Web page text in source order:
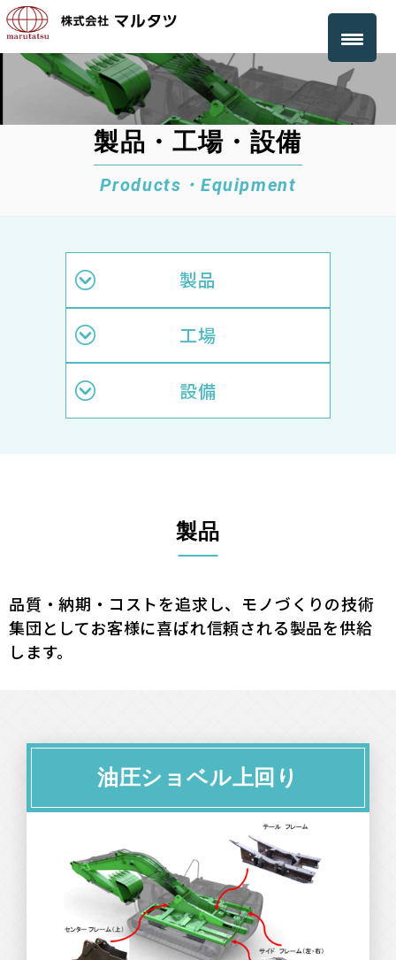
株
製品・工場・設備
製品
工場
設備
製品
品質・納期・コストを追求し、モノづくりの技術
集団としてお客様に喜ばれ信頼される製品を供給
します。
油圧ショベル上回り